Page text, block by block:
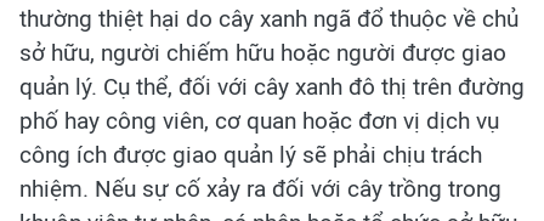
thường thiệt hại do cây xanh ngã đổ thuộc về chủ
sở hữu, người chiếm hữu hoặc người được giao
quản lý. Cụ thể, đối với cây xanh đô thị trên đường
phố hay công viên, cơ quan hoặc đơn vị dịch vụ
công ích được giao quản lý sẽ phải chịu trách
nhiệm. Nếu sự cố xảy ra đối với cây trồng trong